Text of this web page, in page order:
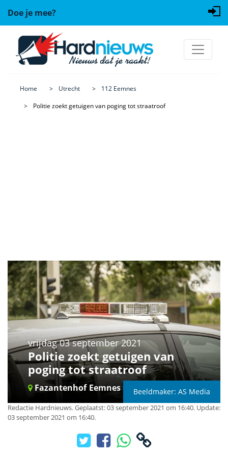
Doe je mee?
Home Utrecht
112 Eemnes
Politie zoekt getuigen van poging tot straatroof
vrijdag 03 september 2021
Politie zoekt getuigen van
poging tot straatroof
Fazantenhof Eemnes Beeldmaker: AS Media
Redactie Hardnieuws.Geplaatst: 03 september 2021 om 16:40. Update:
03 september 2021 om 16:40.